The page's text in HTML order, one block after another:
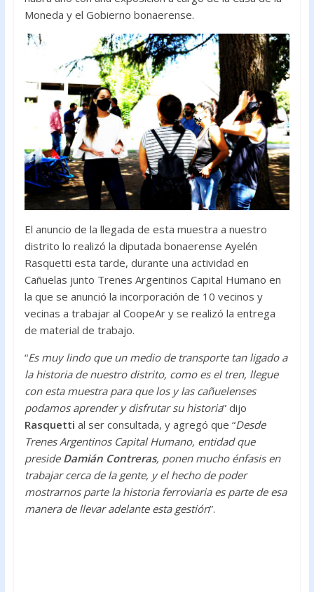
Moneda y el Gobierno bonaerense.
El anuncio de la llegada de esta muestra a nuestro
distrito lo realizó la diputada bonaerense Ayelén
Rasquetti esta tarde, durante una actividad en
Cañuelas junto Trenes Argentinos Capital Humano en
la que se anunció la incorporación de 10 vecinos y
vecinas a trabajar al CoopeAr y se realizó la entrega
de material de trabajo.
“Es muy lindo que un medio de transporte tan ligado a
la historia de nuestro distrito, como es el tren, llegue
con esta muestra para que los y las cañuelenses
podamos aprender y disfrutar su historia” dijo
Rasquetti al ser consultada, y agregó que “Desde
Trenes Argentinos Capital Humano, entidad que
preside Damián Contreras, ponen mucho énfasis en
trabajar cerca de la gente, y el hecho de poder
mostrarnos parte la historia ferroviaria es parte de esa
manera de llevar adelante esta gestión”.